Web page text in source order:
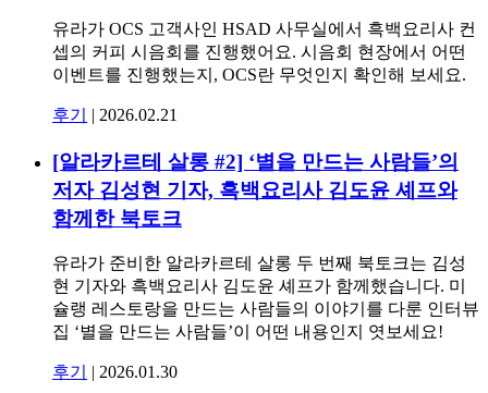
유라가 OCS 고객사인 HSAD 사무실에서 흑백요리사 컨
셉의 커피 시음회를 진행했어요. 시음회 현장에서 어떤
이벤트를 진행했는지, OCS란 무엇인지 확인해 보세요.
후기 | 2026.02.21
[알라카르테 살롱 #2] ‘별을 만드는 사람들’의
저자 김성현 기자, 흑백요리사 김도윤 셰프와
함께한 북토크
유라가 준비한 알라카르테 살롱 두 번째 북토크는 김성
현 기자와 흑백요리사 김도윤 셰프가 함께했습니다. 미
슐랭 레스토랑을 만드는 사람들의 이야기를 다룬 인터뷰
집 ‘별을 만드는 사람들’이 어떤 내용인지 엿보세요!
후기 | 2026.01.30